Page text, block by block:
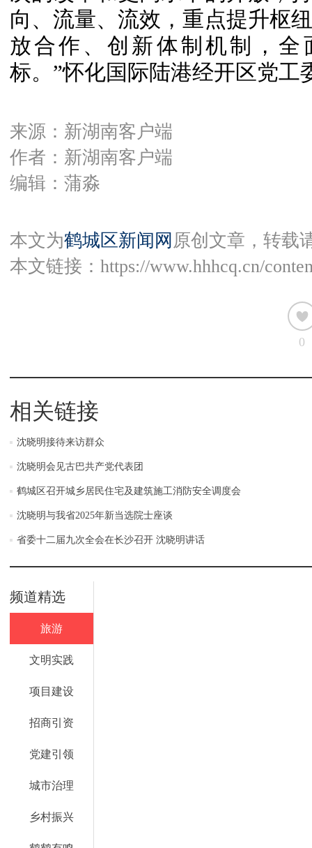
向、流量、流效，重点提升枢
放合作、创新体制机制，
标。”怀化国际陆港经开区党工
来源：新湖南客户端
作者：新湖南客户端
编辑：蒲淼
本文为鹤城区新闻网 原创文章，转载
本文链接： https://www.hhhcq.cn/
0
相关链接
沈晓明接待来访群众
沈晓明会见古巴共产党代表团
鹤城区召开城乡居民住宅及建筑施工消防安全调度会
沈晓明与我省2025年新当选院士座谈
省委十二届九次全会在长沙召开 沈晓明讲话
频道精选
旅游
文明实践
项目建设
招商引资
党建引领
城市治理
乡村振兴